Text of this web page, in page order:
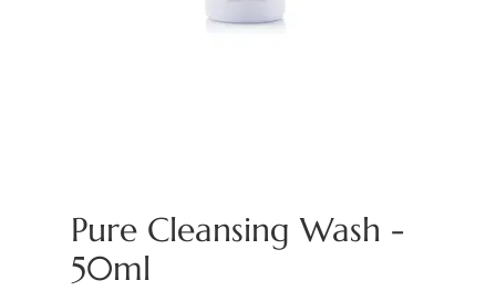
Pure Cleansing Wash -
50ml